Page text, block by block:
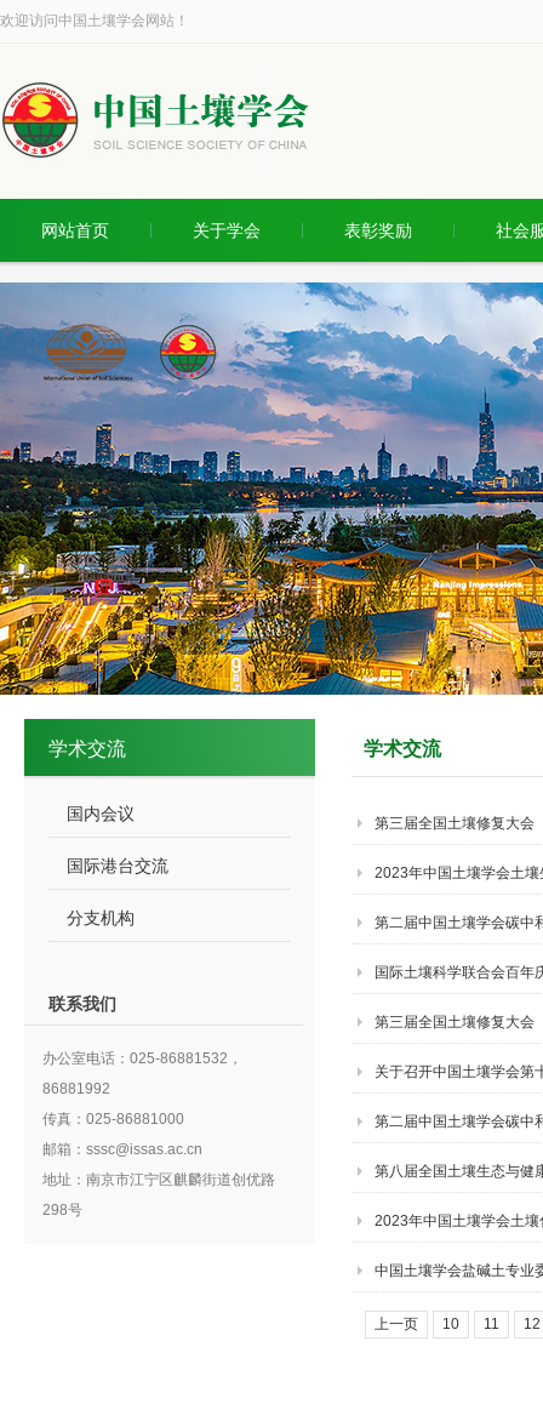
欢迎访问中国土壤学会网站！
网站首页 关于学会 表彰奖励 社会
学术交流
国内会议
国际港台交流
分支机构
联系我们
办公室电话：025-86881532，
86881992
传真：025-86881000
邮箱：sssc@issas.ac.cn
地址：南京市江宁区麒麟街道创优路
298号
学术交流
第三届全国土壤修复大会
2023年中国土壤学会土
第二届中国土壤学会碳中
国际土壤科学联合会百年
第三届全国土壤修复大会
关于召开中国土壤学会第
第二届中国土壤学会碳中
第八届全国土壤生态与健
2023年中国土壤学会土
中国土壤学会盐碱土专业
举办
上一页 10 11 12